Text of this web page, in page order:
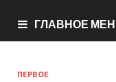
ГЛАВНОЕ
ПЕРВОЕ